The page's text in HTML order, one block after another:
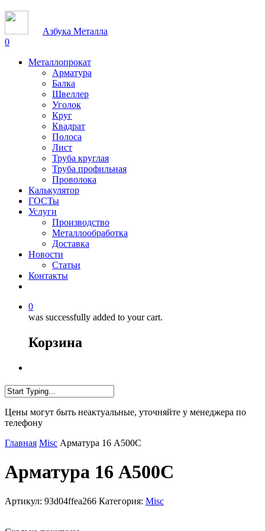
Азбука Металла
0
Металлопрокат
Арматура
Балка
Швеллер
Уголок
Круг
Квадрат
Полоса
Лист
Труба круглая
Труба профильная
Проволока
Калькулятор
ГОСТы
Услуги
Производство
Металлообработка
Доставка
Новости
Статьи
Контакты
0
was successfully added to your cart.
Корзина
Цены могут быть неактуальные, уточняйте у менеджера по
телефону
Главная Misc Арматура 16 А500С
Арматура 16 А500С
Артикул: 93d04ffea266 Категория: Misc